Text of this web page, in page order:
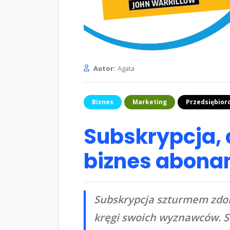
Autor: Agata
Biznes Marketing
Subskrypcja,
biznes
Subskrypcja szturmem
kręgi swoich wyznawców.